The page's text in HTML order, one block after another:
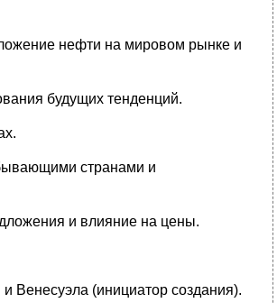
нефти на мировом рынке и
будущих тенденций.
странами и
и влияние на цены.
Венесуэла (инициатор создания).